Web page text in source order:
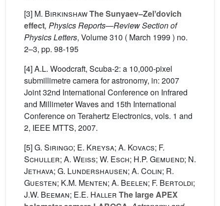
[3] M. BirkinshawThe Sunyaev–Zelʼdovich
effect, Physics Reports—Review Section of
Physics Letters, Volume 310 ( March 1999 ) no.
2–3, pp. 98-195
[4] A.L. Woodcraft, Scuba-2: a 10,000-pixel
submillimetre camera for astronomy, in: 2007
Joint 32nd International Conference on Infrared
and Millimeter Waves and 15th International
Conference on Terahertz Electronics, vols. 1 and
2, IEEE MTTS, 2007.
[5]G. Siringo; E. Kreysa; A. Kovacs; F.
Schuller; A. Weiss; W. Esch; H.P. Gemuend; N.
Jethava; G. Lundershausen; A. Colin; R.
Guesten; K.M. Menten; A. Beelen; F. Bertoldi;
J.W. Beeman; E.E. Haller The large APEX